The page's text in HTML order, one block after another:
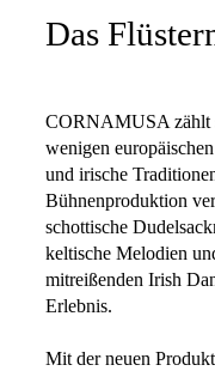
Das
CORNAMUSA zählt
wenigen
und irische
Bühnenproduktion
schottische
keltische Melodien
mitreißenden Irish
Erlebnis.
Mit der neuen